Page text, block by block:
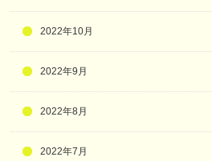
2022年10月
2022年9月
2022年8月
2022年7月